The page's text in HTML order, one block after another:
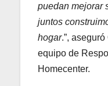
puedan mejorar
juntos
hogar.”,
equipo de
Homecenter.